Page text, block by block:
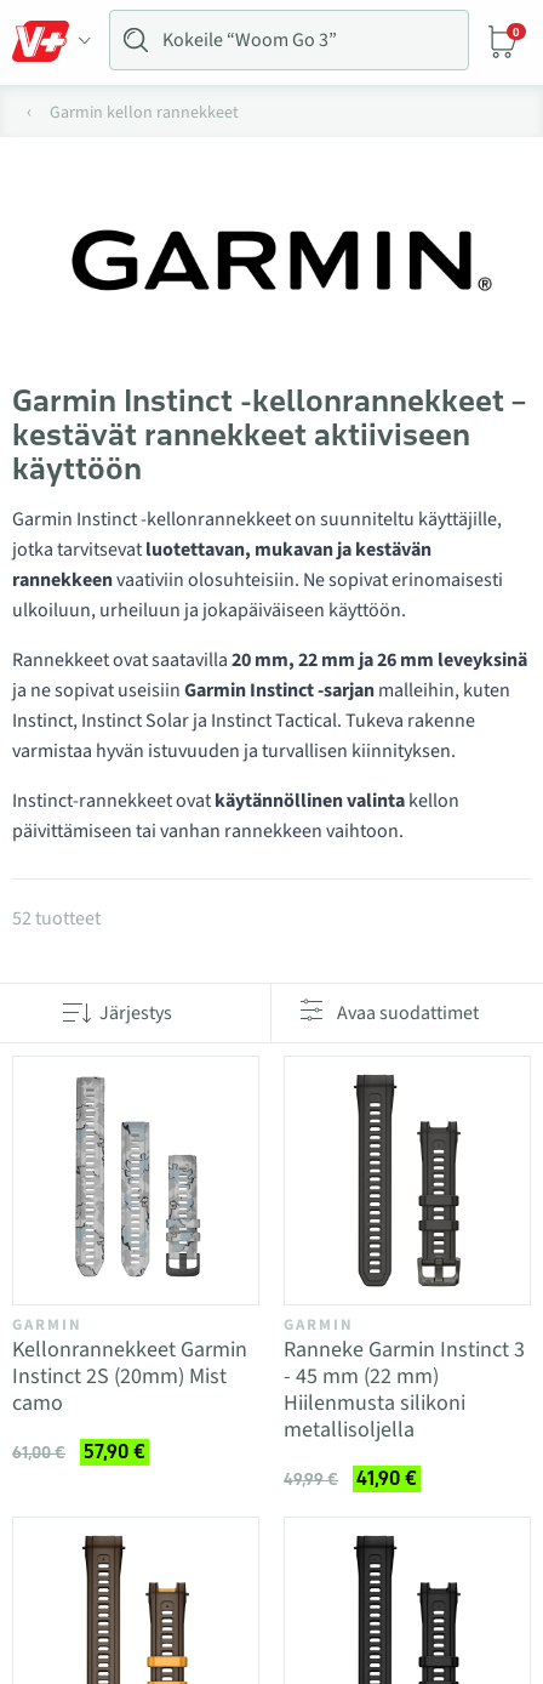
0
Garmin kellon rannekkeet
Garmin Instinct -kellonrannekkeet –
kestävät rannekkeet aktiiviseen
käyttöön
Garmin Instinct -kellonrannekkeet on suunniteltu käyttäjille,
jotka tarvitsevatluotettavan, mukavan ja kestävän
rannekkeenvaativiin olosuhteisiin. Ne sopivat erinomaisesti
ulkoiluun, urheiluun ja jokapäiväiseen käyttöön.
Rannekkeet ovat saatavilla20 mm, 22 mm ja 26 mm leveyksinä
ja ne sopivat useisiinGarmin Instinct -sarjanmalleihin, kuten
Instinct, Instinct Solar ja Instinct Tactical. Tukeva rakenne
varmistaa hyvän istuvuuden ja turvallisen kiinnityksen.
Instinct-rannekkeet ovatkäytännöllinen valintakellon
päivittämiseen tai vanhan rannekkeen vaihtoon.
Tuotteet kategoriassa Instinct-kellon rannekkeet
52 tuotteet
Järjestys Avaa suodattimet
GARMIN
Kellonrannekkeet Garmin
Instinct 2S (20mm) Mist
camo
61,00 € 57,90 €
GARMIN
Ranneke Garmin Instinct 3
- 45 mm (22 mm)
Hiilenmusta silikoni
metallisoljella
49,99 € 41,90 €